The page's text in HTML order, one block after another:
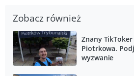
Zobacz również
Znany
Piotrkowa.
wyzwanie